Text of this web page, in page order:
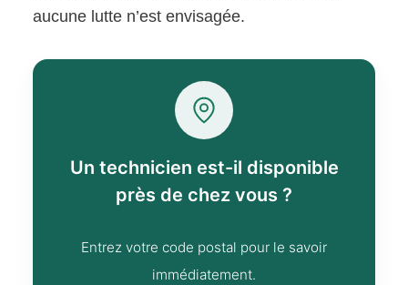
aucune lutte n’est envisagée.
Un technicien est-il disponible
près de chez vous ?
Entrez votre code postal pour le savoir
immédiatement.